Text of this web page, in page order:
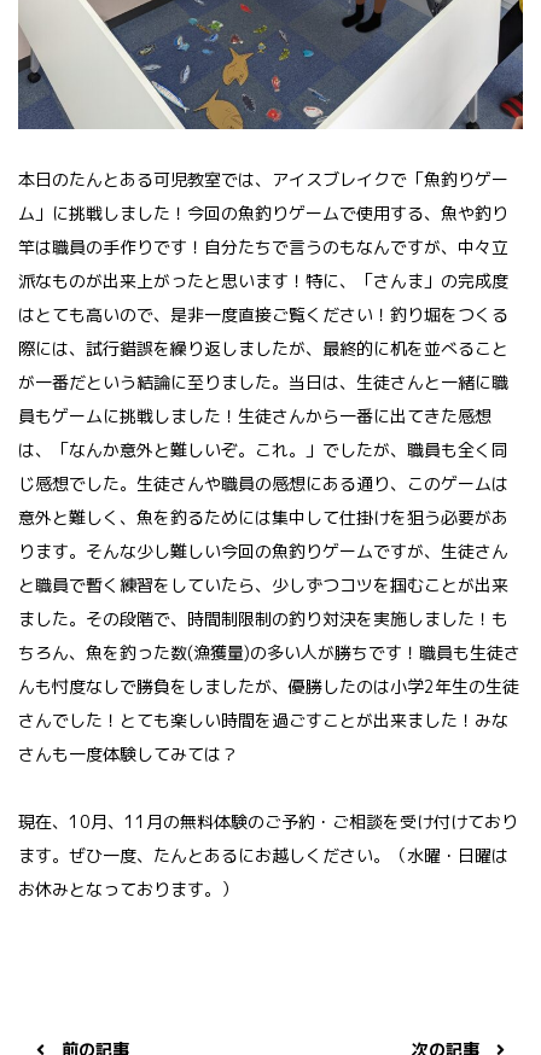
本日のたんとある可児教室では、アイスブレイクで「魚釣りゲー
ム」に挑戦しました！今回の魚釣りゲームで使用する、魚や釣り
竿は職員の手作りです！自分たちで言うのもなんですが、中々立
派なものが出来上がったと思います！特に、「さんま」の完成度
はとても高いので、是非一度直接ご覧ください！釣り堀をつくる
際には、試行錯誤を繰り返しましたが、最終的に机を並べること
が一番だという結論に至りました。当日は、生徒さんと一緒に職
員もゲームに挑戦しました！生徒さんから一番に出てきた感想
は、「なんか意外と難しいぞ。これ。」でしたが、職員も全く同
じ感想でした。生徒さんや職員の感想にある通り、このゲームは
意外と難しく、魚を釣るためには集中して仕掛けを狙う必要があ
ります。そんな少し難しい今回の魚釣りゲームですが、生徒さん
と職員で暫く練習をしていたら、少しずつコツを掴むことが出来
ました。その段階で、時間制限制の釣り対決を実施しました！も
ちろん、魚を釣った数(漁獲量)の多い人が勝ちです！職員も生徒さ
んも忖度なしで勝負をしましたが、優勝したのは小学2年生の生徒
さんでした！とても楽しい時間を過ごすことが出来ました！みな
さんも一度体験してみては？
現在、10月、11月の無料体験のご予約・ご相談を受け付けており
ます。ぜひ一度、たんとあるにお越しください。（水曜・日曜は
お休みとなっております。）
前の記事 次の記事